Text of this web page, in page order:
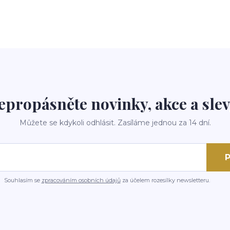
novinky, akce a
Můžete se kdykoli odhlásit. Zasíláme jednou za 14 dní.
Souhlasím se zpracováním osobních údajůza účelem rozesílky newsletteru.